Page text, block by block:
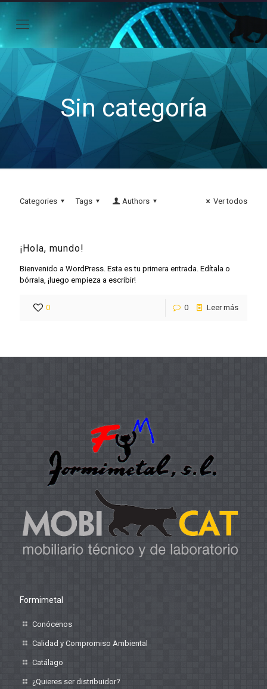
Sin categoría
Categories Tags Authors Ver todos
¡Hola, mundo!
Bienvenido a WordPress. Esta es tu primera entrada. Edítala o
bórrala, ¡luego empieza a escribir!
0 0 Leer más
Formimetal
Conócenos
Calidad y Compromiso Ambiental
Catálago
¿Quieres ser distribuidor?